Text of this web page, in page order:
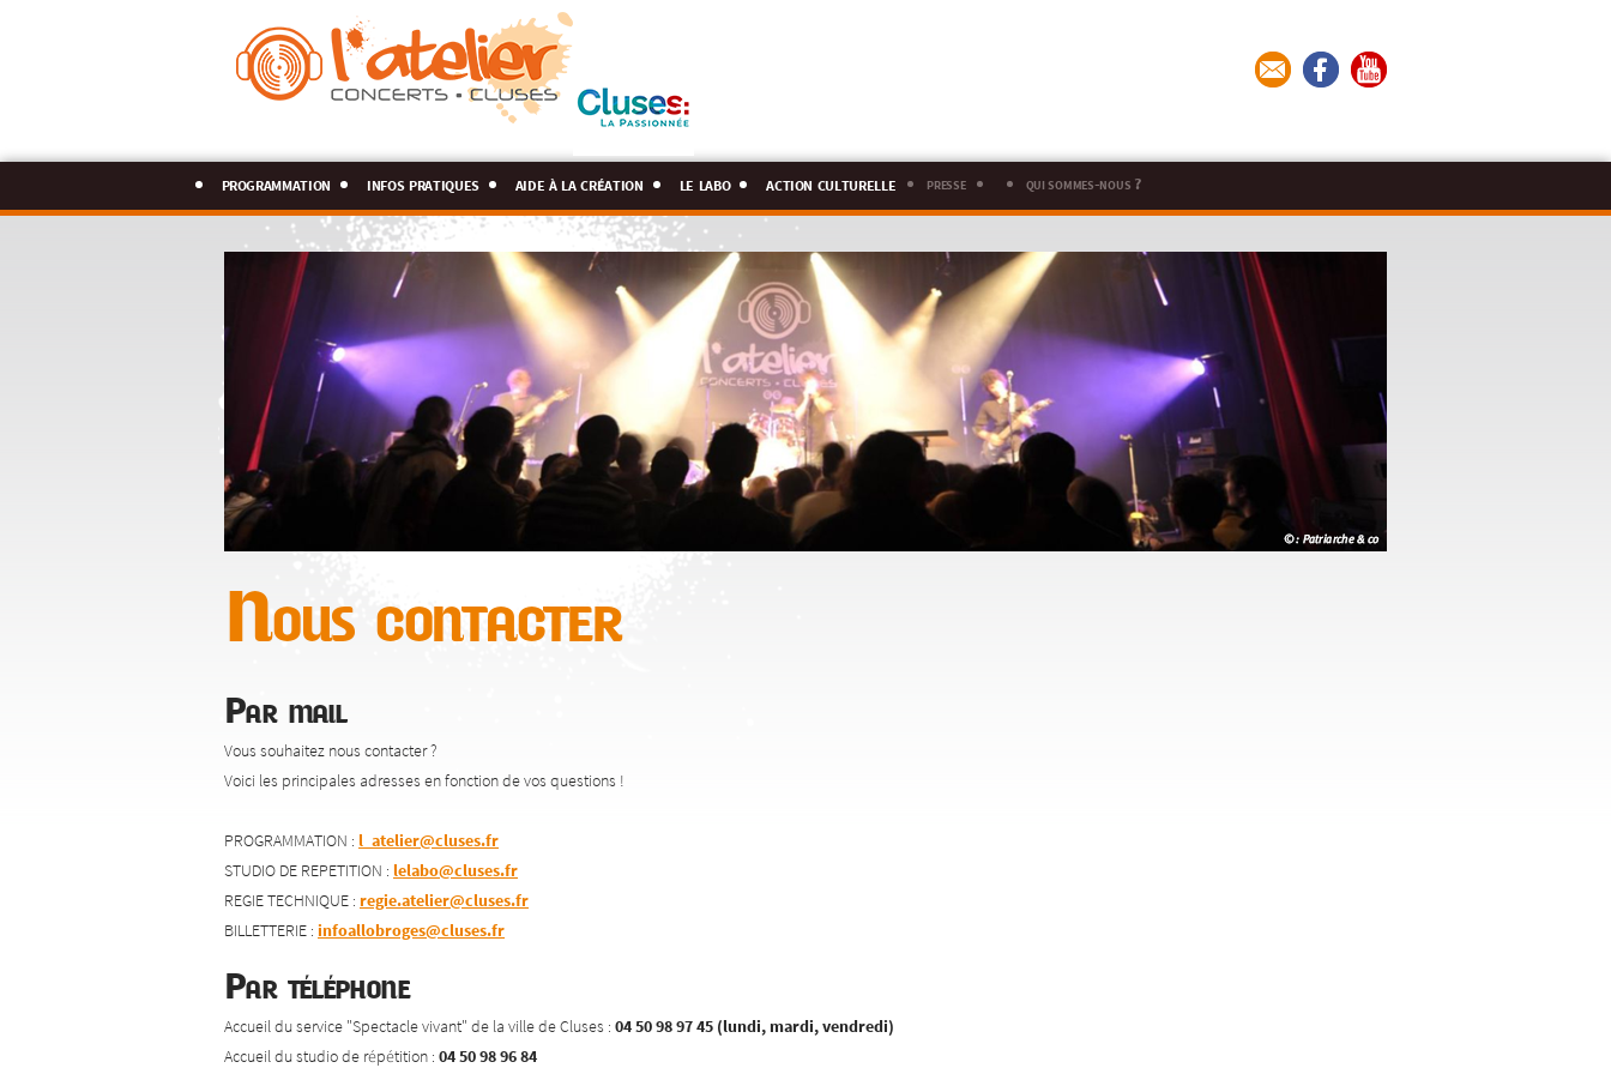
programmation infos pratiques aide à la création le labo action culturelle presse qui sommes-nous ?
Nous contacter
Par mail
Vous souhaitez nous contacter ?
Voici les principales adresses en fonction de vos questions !
PROGRAMMATION : l_atelier@cluses.fr
STUDIO DE REPETITION : lelabo@cluses.fr
REGIE TECHNIQUE : regie.atelier@cluses.fr
BILLETTERIE : infoallobroges@cluses.fr
Par téléphone
Accueil du service "Spectacle vivant" de la ville de Cluses : 04 50 98 97 45 (lundi, mardi, vendredi)
Accueil du studio de répétition : 04 50 98 96 84